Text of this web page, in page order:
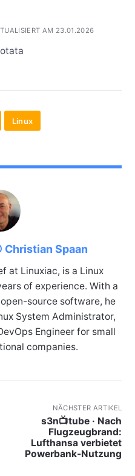
AM 23.01.2026
Linux
Christian Spaan
at Linuxiac, is a Linux
of experience. With a
source software, he
System Administrator,
Engineer for small
companies.
NÄCHSTER ARTIKEL
s3n📺tube · Nach
Flugzeugbrand:
Lufthansa verbietet
Powerbank-Nutzung